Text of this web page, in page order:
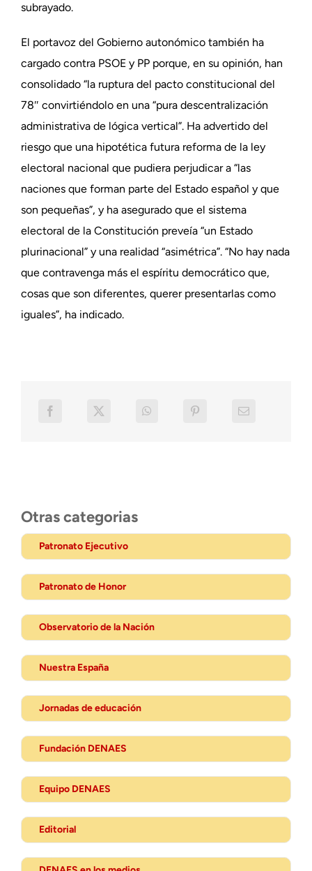
subrayado.
El portavoz del Gobierno autonómico también ha
cargado contra PSOE y PP porque, en su opinión, han
consolidado “la ruptura del pacto constitucional del
78″ convirtiéndolo en una “pura descentralización
administrativa de lógica vertical”. Ha advertido del
riesgo que una hipotética futura reforma de la ley
electoral nacional que pudiera perjudicar a “las
naciones que forman parte del Estado español y que
son pequeñas”, y ha asegurado que el sistema
electoral de la Constitución preveía “un Estado
plurinacional” y una realidad “asimétrica”. “No hay nada
que contravenga más el espíritu democrático que,
cosas que son diferentes, querer presentarlas como
iguales”, ha indicado.
Otras categorias
Patronato Ejecutivo
Patronato de Honor
Observatorio de la Nación
Nuestra España
Jornadas de educación
Fundación DENAES
Equipo DENAES
Editorial